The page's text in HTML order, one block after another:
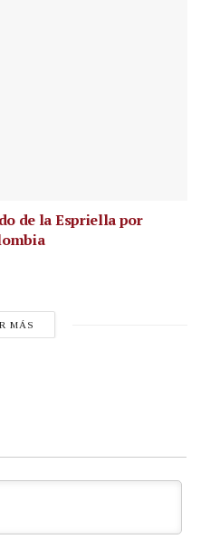
de la Espriella por
MÁS